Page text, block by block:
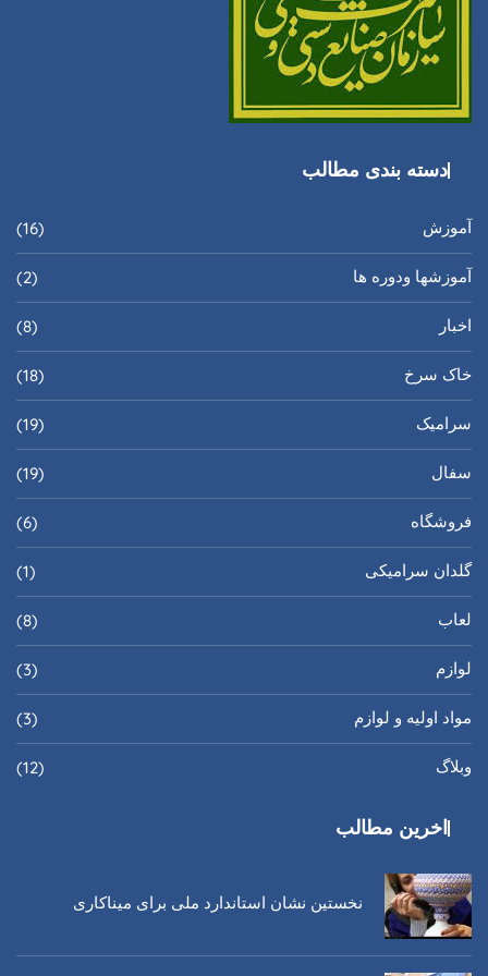
دسته بندی مطالب
آموزش (16)
آموزشها ودوره ها (2)
اخبار (8)
خاک سرخ (18)
سرامیک (19)
سفال (19)
فروشگاه (6)
گلدان سرامیکی (1)
لعاب (8)
لوازم (3)
مواد اولیه و لوازم (3)
وبلاگ (12)
اخرین مطالب
نخستین نشان استاندارد ملی برای میناکاری